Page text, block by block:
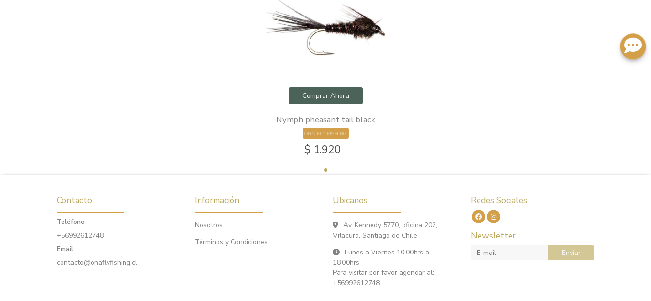
Comprar Ahora
Nymph pheasant tail black
ONA FLY FISHING
$ 1.920
Contacto
Teléfono
+56992612748
Email
contacto@onaflyfishing.cl
Información
Nosotros
Términos y Condiciones
Ubicanos
Av. Kennedy 5770, oficina 202,
Vitacura, Santiago de Chile
Lunes a Viernes 10:00hrs a
18:00hrs
Para visitar por favor agendar al:
+56992612748
Redes Sociales
Newsletter
Enviar